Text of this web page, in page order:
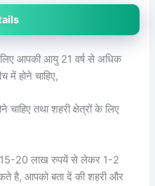
आपकी आयु 21 वर्ष से अधिक
में होने चाहिए,
चाहिए तथा शहरी क्षेत्रों के लिए
15-20 लाख रुपयें से लेकर 1-2
है, आपको बता दें की शहरी और